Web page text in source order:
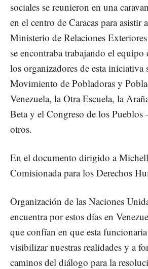
sociales se reunieron en una
en el centro de Caracas para asistir
Ministerio de Relaciones
se encontraba trabajando el
los organizadores de esta iniciativa
Movimiento de Pobladoras y
Venezuela, la Otra Escuela, la
Beta y el Congreso de los Pueblos
otros.
En el documento dirigido a
Comisionada para los Derechos
Organización de las Naciones
encuentra por estos días en
que confían en que esta
visibilizar nuestras realidades y a
caminos del diálogo para la